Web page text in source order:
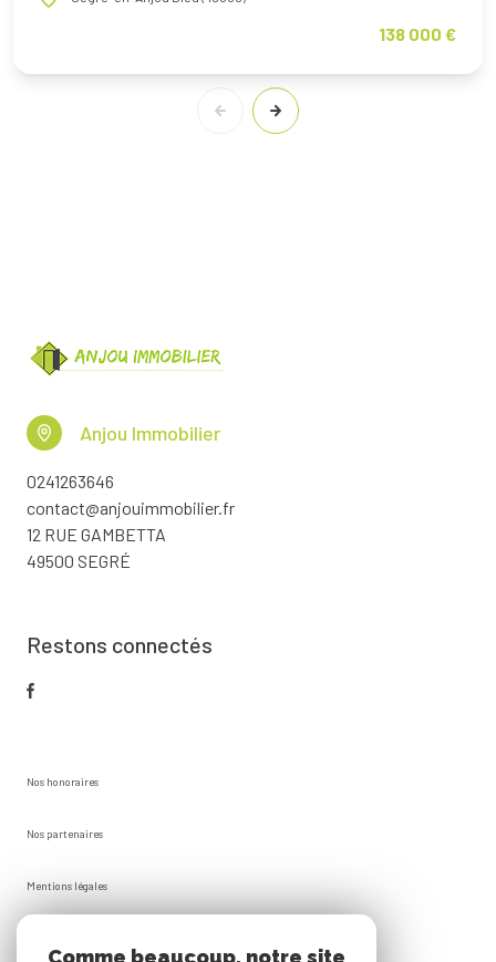
138 000 €
Anjou Immobilier
0241263646
contact@anjouimmobilier.fr
12 RUE GAMBETTA
49500 SEGRÉ
Restons connectés
Nos honoraires
Nos partenaires
Mentions légales
Comme beaucoup, notre site